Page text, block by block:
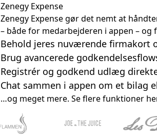
Zenegy Expense
Zenegy Expense gør det nemt at
– både for medarbejderen i appen –
Behold jeres nuværende firmakort
Brug avancerede
Registrér og godkend udlæg
Chat sammen i appen om et bilag
…og meget mere. Se flere funktioner